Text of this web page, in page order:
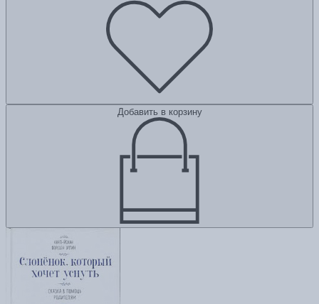
Добавить в корзину